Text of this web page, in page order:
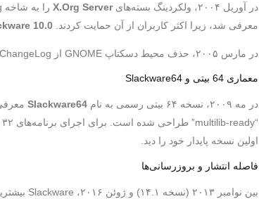
در آوریل ۲۰۰۴، ولکردینگ بسته‌های X.Org Server را به شاخه testing اضافه کرد تا جایگزینی برای
معرفی شد، زیرا اکثر کاربران از آن حمایت کردند. 10.0
در مارس ۲۰۰۵، حذف محیط دسکتاپ GNOME از ChangeLog اعلام شد، زیرا پروژه‌های دیگر نسخه کامل‌تری از GNOME برای Slackware ارائه می‌دادند.
معماری 64 بیتی و Slackware64
در مه ۲۰۰۹، نسخه ۶۴ بیتی رسمی به نام Slackware64
“multilib-ready” طراحی شده است. برای اجرای برنامه‌های ۳۲ بیتی، مخزن
اولین نسخه پایدار خود را دید.
فاصله انتشار و بروزرسانی‌ها